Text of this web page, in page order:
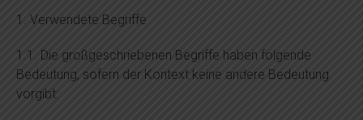
1. Verwendete Begriffe
1.1. Die großgeschriebenen Begriffe haben folgende
Bedeutung, sofern der Kontext keine andere Bedeutung
vorgibt: